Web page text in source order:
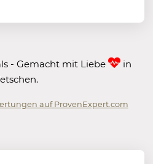
- Gemacht mit Liebe
in
auf ProvenExpert.com